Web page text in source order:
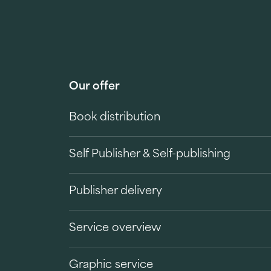
Our offer
Book distribution
Self Publisher & Self-publishing
Publisher delivery
Service overview
Graphic service